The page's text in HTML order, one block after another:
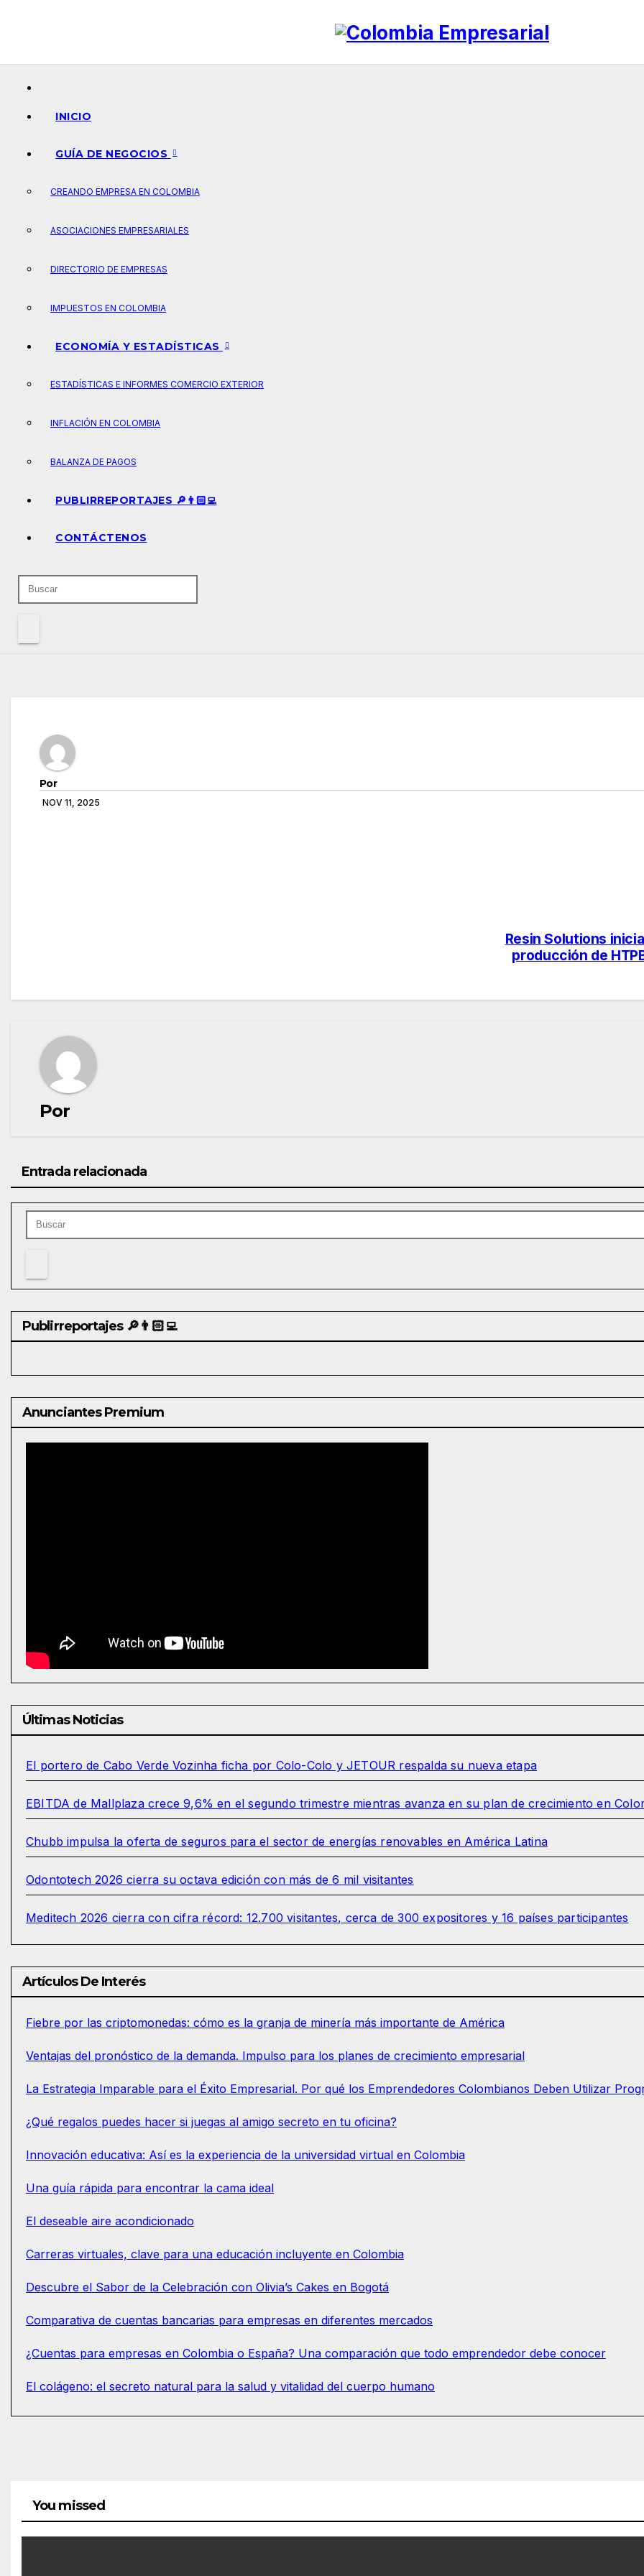
INICIO
GUÍA DE NEGOCIOS
CREANDO EMPRESA EN COLOMBIA
ASOCIACIONES EMPRESARIALES
DIRECTORIO DE EMPRESAS
IMPUESTOS EN COLOMBIA
ECONOMÍA Y ESTADÍSTICAS
ESTADÍSTICAS E INFORMES COMERCIO EXTERIOR
INFLACIÓN EN COLOMBIA
BALANZA DE PAGOS
PUBLIRREPORTAJES 🔎👨🏻‍💻
CONTÁCTENOS
Por
NOV 11, 2025
entradas
Resin Solutions
producción de
Por
Entrada relacionada
Publirreportajes 🔎👨🏻‍💻
Anunciantes Premium
Últimas Noticias
El portero de Cabo Verde Vozinha ficha por Colo-Colo y JETOUR respalda su nueva etapa
EBITDA de Mallplaza crece 9,6% en el segundo trimestre mientras avanza en su plan de crecimiento en
Chubb impulsa la oferta de seguros para el sector de energías renovables en América Latina
Odontotech 2026 cierra su octava edición con más de 6 mil visitantes
Meditech 2026 cierra con cifra récord: 12.700 visitantes, cerca de 300 expositores y 16 países participantes
Artículos De Interés
Fiebre por las criptomonedas: cómo es la granja de minería más importante de América
Ventajas del pronóstico de la demanda. Impulso para los planes de crecimiento empresarial
La Estrategia Imparable para el Éxito Empresarial. Por qué los Emprendedores Colombianos Deben Utilizar
¿Qué regalos puedes hacer si juegas al amigo secreto en tu oficina?
Innovación educativa: Así es la experiencia de la universidad virtual en Colombia
Una guía rápida para encontrar la cama ideal
El deseable aire acondicionado
Carreras virtuales, clave para una educación incluyente en Colombia
Descubre el Sabor de la Celebración con Olivia’s Cakes en Bogotá
Comparativa de cuentas bancarias para empresas en diferentes mercados
¿Cuentas para empresas en Colombia o España? Una comparación que todo emprendedor debe conocer
El colágeno: el secreto natural para la salud y vitalidad del cuerpo humano
You missed